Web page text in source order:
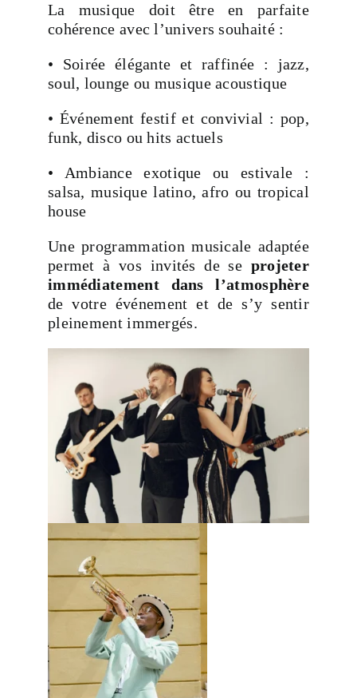
La musique doit être en parfaite
cohérence avec l’univers souhaité :
• Soirée élégante et raffinée : jazz,
soul, lounge ou musique acoustique
• Événement festif et convivial : pop,
funk, disco ou hits actuels
• Ambiance exotique ou estivale :
salsa, musique latino, afro ou tropical
house
Une programmation musicale adaptée
permet à vos invités de se projeter
immédiatement dans l’atmosphère
de votre événement et de s’y sentir
pleinement immergés.